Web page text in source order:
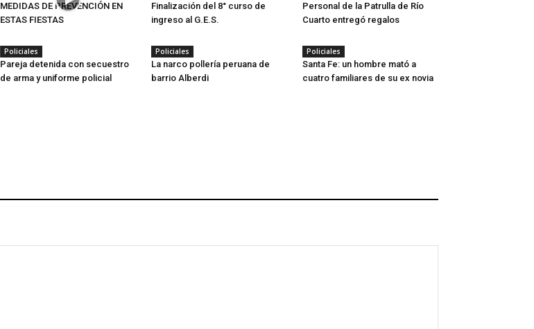
MEDIDAS DE PREVENCIÓN EN
ESTAS FIESTAS
Finalización del 8° curso de
ingreso al G.E.S.
Personal de la Patrulla de Río
Cuarto entregó regalos
Policiales
Pareja detenida con secuestro
de arma y uniforme policial
Policiales
La narco pollería peruana de
barrio Alberdi
Policiales
Santa Fe: un hombre mató a
cuatro familiares de su ex novia